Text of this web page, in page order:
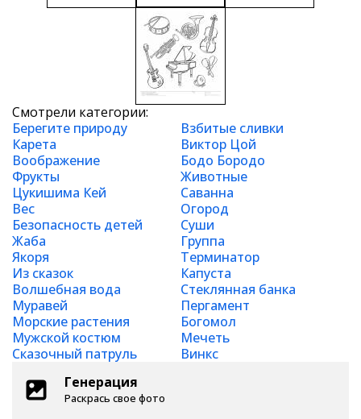
Смотрели категории:
Берегите природу
Взбитые сливки
Карета
Виктор Цой
Воображение
Бодо Бородо
Фрукты
Животные
Цукишима Кей
Саванна
Вес
Огород
Безопасность детей
Суши
Жаба
Группа
Якоря
Терминатор
Из сказок
Капуста
Волшебная вода
Стеклянная банка
Муравей
Пергамент
Морские растения
Богомол
Мужской костюм
Мечеть
Сказочный патруль
Винкс
Генерация
Раскрась свое фото